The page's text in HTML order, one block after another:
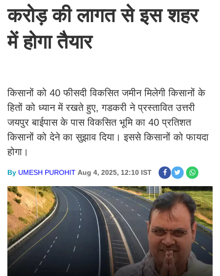
करोड़ की लागत से इस शहर
में होगा तैयार
किसानों को 40 फीसदी विकसित जमीन मिलेगी किसानों के
हितों को ध्यान में रखते हुए, गडकरी ने प्रस्तावित उत्तरी
जयपुर बाईपास के पास विकसित भूमि का 40 प्रतिशत
किसानों को देने का सुझाव दिया। इससे किसानों को फायदा
होगा।
By UMESH PUROHIT Aug 4, 2025, 12:10 IST